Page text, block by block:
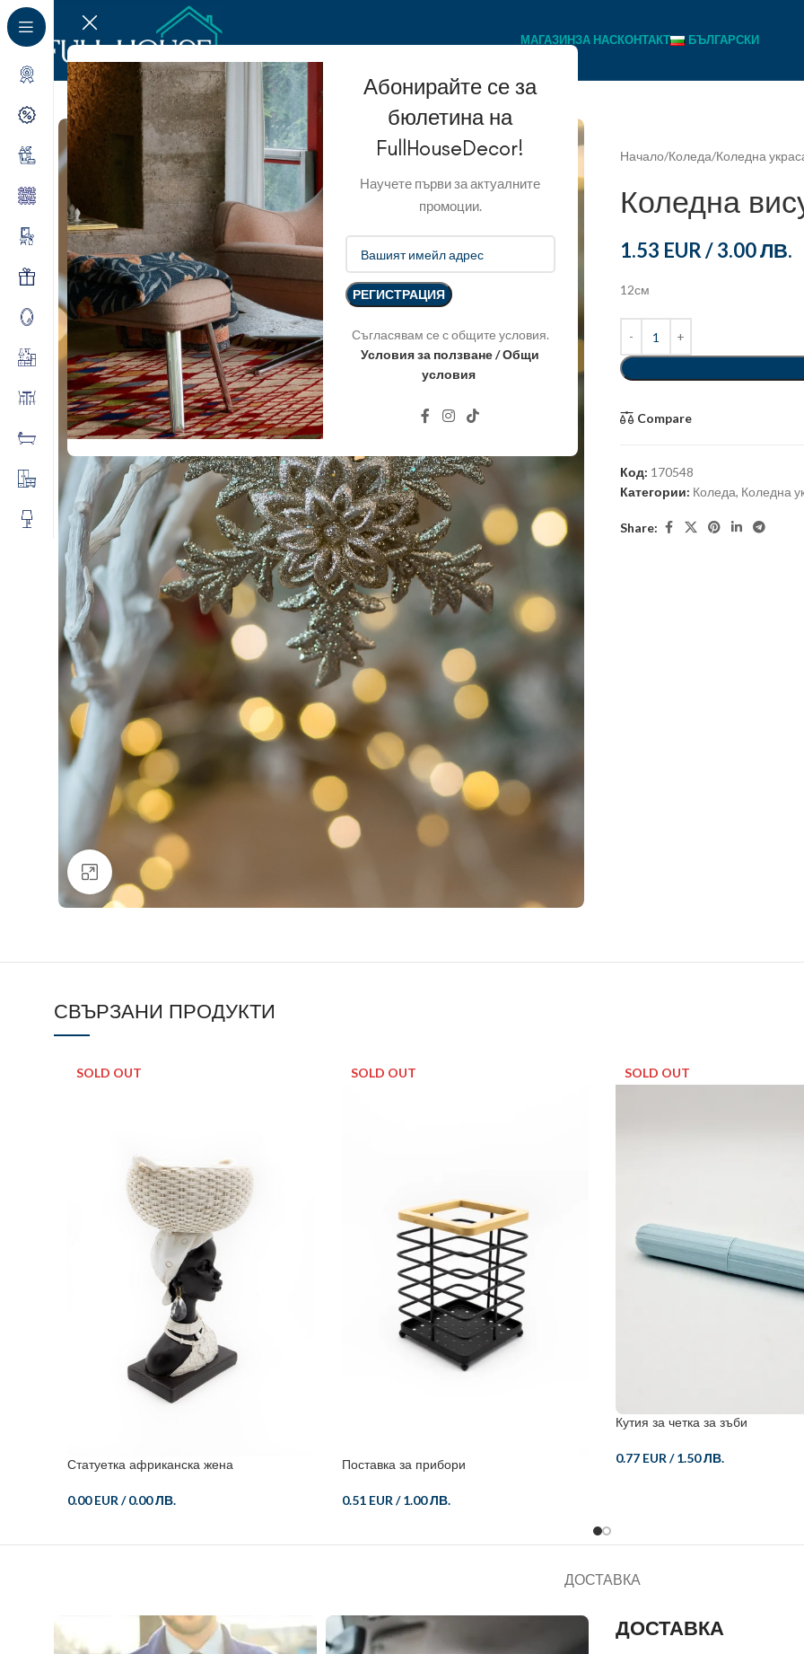
Абонирайте се за
бюлетина на
FullHouseDecor!
Научете първи за актуалните
промоции.
Съгласявам се с общите условия.
Условия за ползване / Общи
условия
МАГАЗИНЗА НАСКОНТАКТ БЪЛГАРСКИ
Click to enlarge
Начало Коледа Коледна
Коледна
1.53 EUR/3.00 ЛВ.
12см
Compare
Код: 170548
Категории: Коледа, Коледна
Share:
СВЪРЗАНИ ПРОДУКТИ
SOLD OUT
Статуетка африканска жена
0.00 EUR /0.00 ЛВ.
SOLD OUT
Поставка за прибори
0.51 EUR /1.00 ЛВ.
SOLD OUT
Кутия за четка за зъби
0.77 EUR/1.50 ЛВ.
ДОСТАВКА
ДОСТАВКА